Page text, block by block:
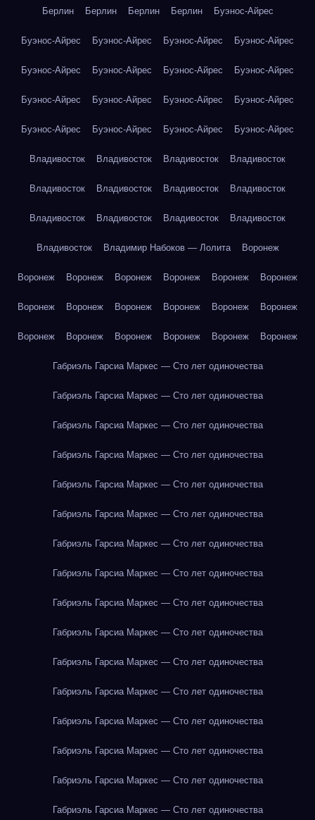
Берлин Берлин Берлин Берлин Буэнос-Айрес
Буэнос-Айрес Буэнос-Айрес Буэнос-Айрес Буэнос-Айрес
Буэнос-Айрес Буэнос-Айрес Буэнос-Айрес Буэнос-Айрес
Буэнос-Айрес Буэнос-Айрес Буэнос-Айрес Буэнос-Айрес
Буэнос-Айрес Буэнос-Айрес Буэнос-Айрес Буэнос-Айрес
Владивосток Владивосток Владивосток Владивосток
Владивосток Владивосток Владивосток Владивосток
Владивосток Владивосток Владивосток Владивосток
Владивосток Владимир Набоков — Лолита Воронеж
Воронеж Воронеж Воронеж Воронеж Воронеж Воронеж
Воронеж Воронеж Воронеж Воронеж Воронеж Воронеж
Воронеж Воронеж Воронеж Воронеж Воронеж Воронеж
Габриэль Гарсиа Маркес — Сто лет одиночества
Габриэль Гарсиа Маркес — Сто лет одиночества
Габриэль Гарсиа Маркес — Сто лет одиночества
Габриэль Гарсиа Маркес — Сто лет одиночества
Габриэль Гарсиа Маркес — Сто лет одиночества
Габриэль Гарсиа Маркес — Сто лет одиночества
Габриэль Гарсиа Маркес — Сто лет одиночества
Габриэль Гарсиа Маркес — Сто лет одиночества
Габриэль Гарсиа Маркес — Сто лет одиночества
Габриэль Гарсиа Маркес — Сто лет одиночества
Габриэль Гарсиа Маркес — Сто лет одиночества
Габриэль Гарсиа Маркес — Сто лет одиночества
Габриэль Гарсиа Маркес — Сто лет одиночества
Габриэль Гарсиа Маркес — Сто лет одиночества
Габриэль Гарсиа Маркес — Сто лет одиночества
Габриэль Гарсиа Маркес — Сто лет одиночества